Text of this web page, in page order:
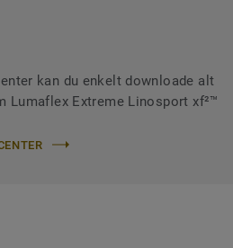
kan du enkelt downloade alt
Extreme Linosport xf²™